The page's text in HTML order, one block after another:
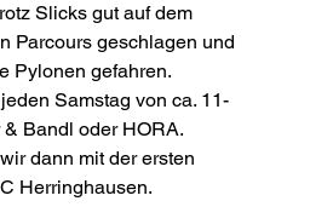
Slicks gut auf dem
Parcours geschlagen und
Pylonen gefahren.
Samstag von ca. 11-
Bandl oder HORA.
dann mit der ersten
Herringhausen.